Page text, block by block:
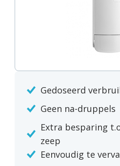
Gedoseerd
Geen na-druppels
Extra besparing
zeep
Eenvoudig te